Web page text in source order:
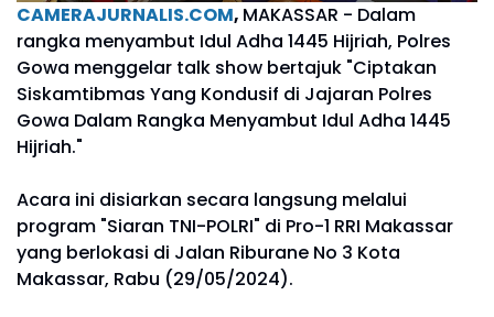
CAMERAJURNALIS.COM, MAKASSAR - Dalam
rangka menyambut Idul Adha 1445 Hijriah, Polres
Gowa menggelar talk show bertajuk "Ciptakan
Siskamtibmas Yang Kondusif di Jajaran Polres
Gowa Dalam Rangka Menyambut Idul Adha 1445
Hijriah."
Acara ini disiarkan secara langsung melalui
program "Siaran TNI-POLRI" di Pro-1 RRI Makassar
yang berlokasi di Jalan Riburane No 3 Kota
Makassar, Rabu (29/05/2024).